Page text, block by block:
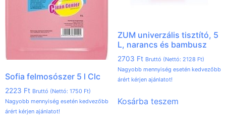
Sofia felmosószer 5 l Clc
2223 Ft Bruttó (Nettó: 1750 Ft)
Nagyobb mennyiség esetén kedvezőbb
árért kérjen ajánlatot!
ZUM univerzális tisztító, 5
L, narancs és bambusz
2703 Ft Bruttó (Nettó: 2128 Ft)
Nagyobb mennyiség esetén kedvezőbb
árért kérjen ajánlatot!
Kosárba teszem